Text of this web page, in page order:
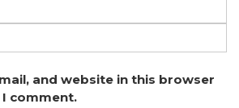
and website in this browser
comment.